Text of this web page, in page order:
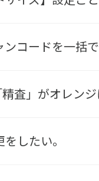
コードを一括
査」がオレンジ
したい。